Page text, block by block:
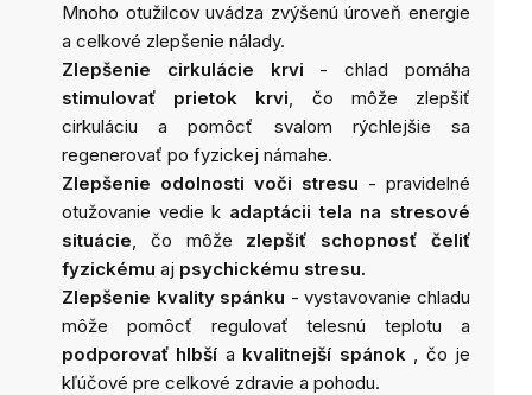
Mnoho otužilcov uvádza zvýšenú úroveň energie
a celkové zlepšenie nálady.
Zlepšenie cirkulácie krvi
- chlad pomáha
stimulovať prietok krvi, čo môže zlepšiť
cirkuláciu a pomôcť svalom rýchlejšie sa
regenerovať po fyzickej námahe.
Zlepšenie odolnosti voči stresu - pravidelné
otužovanie vedie k adaptácii tela na stresové
situácie, čo môže
zlepšiť schopnosť čeliť
fyzickému aj psychickému stresu.
Zlepšenie kvality spánku - vystavovanie chladu
môže pomôcť regulovať telesnú teplotu a
podporovať hlbší a kvalitnejší spánok , čo je
kľúčové pre celkové zdravie a pohodu.